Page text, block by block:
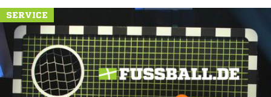
SERVICE